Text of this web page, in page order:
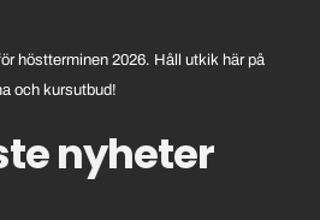
höstterminen 2026. Håll utkik här på
och kursutbud!
nyheter